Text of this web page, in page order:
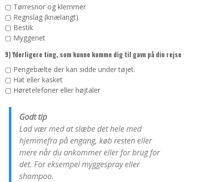
▢ Tørresnor og klemmer
▢ Regnslag (knælangt)
▢ Bestik
▢ Myggenet
9) Yderligere ting, som kunne komme dig til gavn på din rejse
▢ Pengebælte der kan sidde under tøjet.
▢ Hat eller kasket
▢ Høretelefoner eller højtaler
Godt tip
Lad vær med at slæbe det hele med
hjemmefra på engang, køb resten eller
mere når du ankommer eller for brug for
det. For eksempel myggespray eller
shampoo.